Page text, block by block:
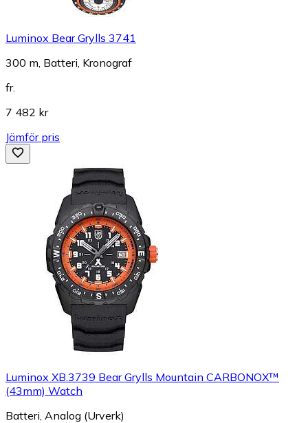
Luminox Bear Grylls 3741
300 m, Batteri, Kronograf
fr.
7 482 kr
Jämför pris
Luminox XB.3739 Bear Grylls Mountain CARBONOX™
(43mm) Watch
Batteri, Analog (Urverk)